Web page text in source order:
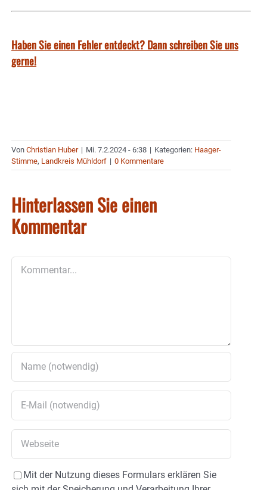
Haben Sie einen Fehler entdeckt? Dann schreiben Sie uns
gerne!
Von Christian Huber | Mi. 7.2.2024 - 6:38 | Kategorien: Haager-
Stimme, Landkreis Mühldorf | 0 Kommentare
Hinterlassen Sie einen
Kommentar
Mit der Nutzung dieses Formulars erklären Sie